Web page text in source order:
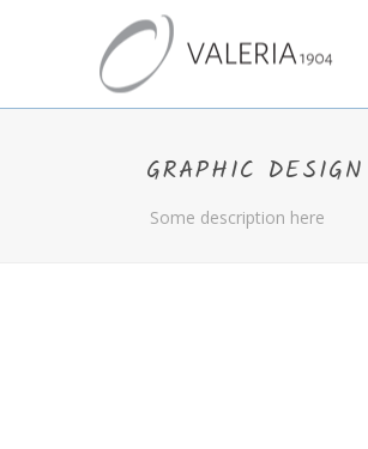
GRAPHIC DESIGN
Some description here